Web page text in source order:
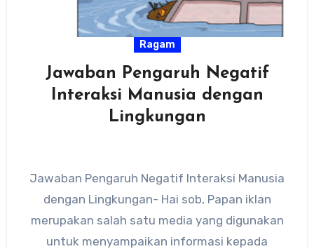
Ragam
Jawaban Pengaruh Negatif
Interaksi Manusia dengan
Lingkungan
Jawaban Pengaruh Negatif Interaksi Manusia
dengan Lingkungan- Hai sob, Papan iklan
merupakan salah satu media yang digunakan
untuk menyampaikan informasi kepada